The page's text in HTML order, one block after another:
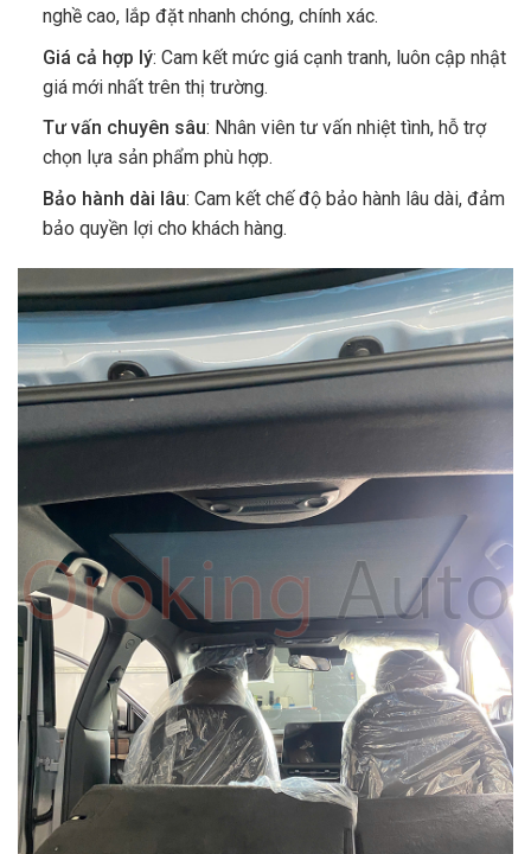
nghề cao, lắp đặt nhanh chóng, chính xác.
Giá cả hợp lý: Cam kết mức giá cạnh tranh, luôn cập nhật
giá mới nhất trên thị trường.
Tư vấn chuyên sâu: Nhân viên tư vấn nhiệt tình, hỗ trợ
chọn lựa sản phẩm phù hợp.
Bảo hành dài lâu: Cam kết chế độ bảo hành lâu dài, đảm
bảo quyền lợi cho khách hàng.